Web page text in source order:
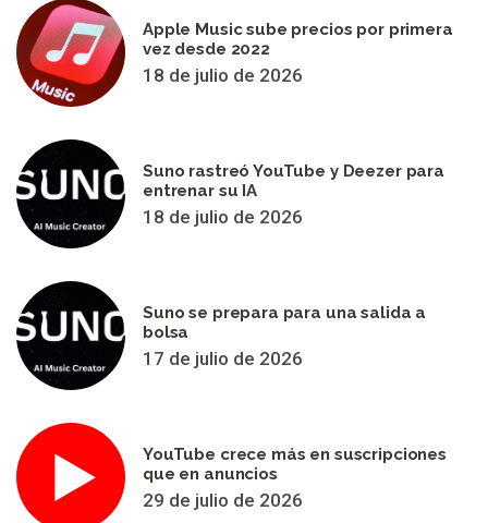
Apple Music sube precios por primera
vez desde 2022
18 de julio de 2026
Suno rastreó YouTube y Deezer para
entrenar su IA
18 de julio de 2026
Suno se prepara para una salida a
bolsa
17 de julio de 2026
YouTube crece más en suscripciones
que en anuncios
29 de julio de 2026